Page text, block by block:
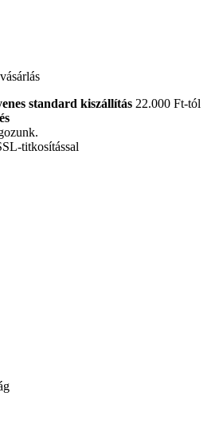
standard kiszállítás 22.000 Ft-tól
titkosítással